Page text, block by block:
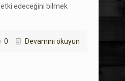
edeceğini bilmek
0 Devamını okuyun